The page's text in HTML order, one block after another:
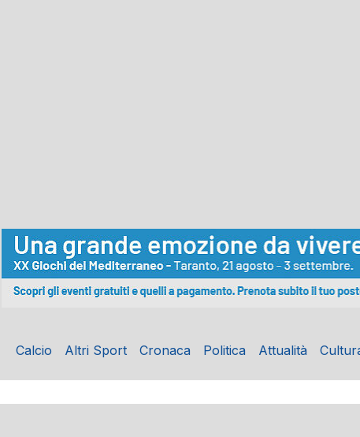
Calcio Altri Sport Cronaca Politica Attualità